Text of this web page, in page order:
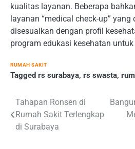
kualitas layanan. Beberapa
layanan “medical check-up” yang
disesuaikan dengan profil
program edukasi kesehatan
RUMAH SAKIT
Tagged rs surabaya, rs swasta,
Post
navigation
Tahapan Ronsen di
Rumah Sakit Terlengkap
di Surabaya